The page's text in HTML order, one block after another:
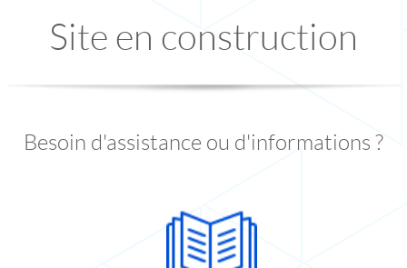
Site en construction
Besoin d'assistance ou d'informations ?